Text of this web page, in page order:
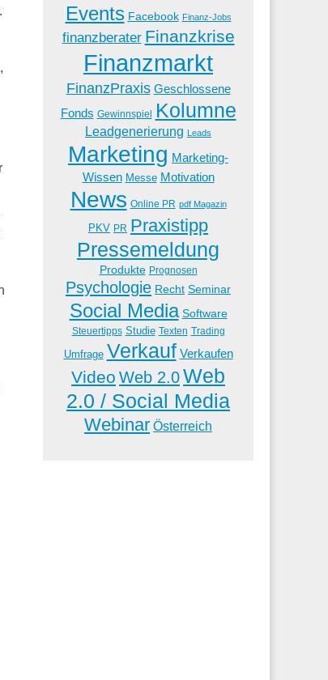
Events Facebook Finanz-Jobs
finanzberater Finanzkrise
Finanzmarkt
FinanzPraxis Geschlossene
Fonds Gewinnspiel Kolumne
Leadgenerierung Leads
Marketing Marketing-
Wissen Messe Motivation
News Online PR pdf Magazin
PKV PR Praxistipp
Pressemeldung
Produkte Prognosen
Psychologie Recht Seminar
Social Media Software
Steuertipps Studie Texten Trading
Umfrage Verkauf Verkaufen
Video Web 2.0Web
2.0 / Social Media
Webinar Österreich